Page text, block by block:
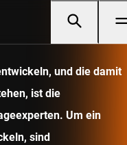
und die damit
ist die
Um ein
sind